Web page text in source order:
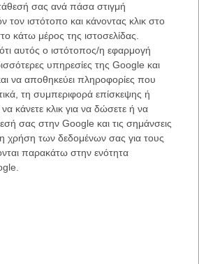
σας ανά πάσα στιγμή
τον ιστότοπο και κάνοντας κλικ στο
κάτω μέρος της ιστοσελίδας.
αυτός ο ιστότοπος/η εφαρμογή
υπηρεσίες της Google και
να αποθηκεύει πληροφορίες που
τη συμπεριφορά επίσκεψης ή
κάνετε κλικ για να δώσετε ή να
σας στην Google και τις σημάνσεις
χρήση των δεδομένων σας για τους
παρακάτω στην ενότητα
CONNECT
μας.
ΕΓΓΡΑΦΗ
σας.